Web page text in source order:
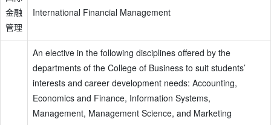
金融
管理
International Financial Management
An elective in the following disciplines offered by the
departments of the College of Business to suit students’
interests and career development needs: Accounting,
Economics and Finance, Information Systems,
Management, Management Science, and Marketing